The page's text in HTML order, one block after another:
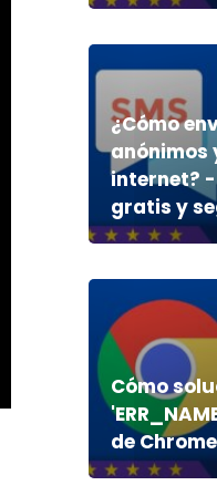
¿Cómo
anónimos
internet?
gratis y
Cómo
de